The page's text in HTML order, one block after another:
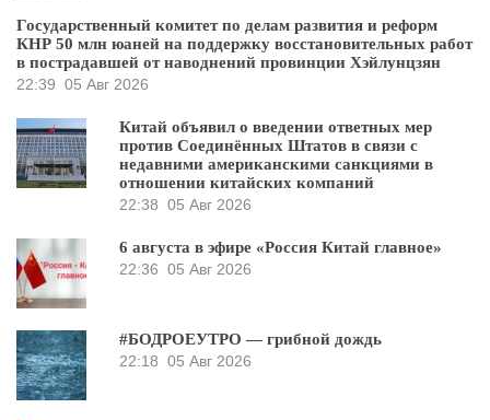
Государственный комитет по делам развития и реформ
КНР 50 млн юаней на поддержку восстановительных работ
в пострадавшей от наводнений провинции Хэйлунцзян
22:39 05 Авг 2026
Китай объявил о введении ответных мер
против Соединённых Штатов в связи с
недавними американскими санкциями в
отношении китайских компаний
22:38 05 Авг 2026
6 августа в эфире «Россия Китай главное»
22:36 05 Авг 2026
#БОДРОЕУТРО — грибной дождь
22:18 05 Авг 2026